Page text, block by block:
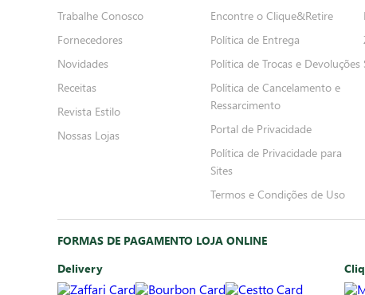
Trabalhe Conosco
Fornecedores
Novidades
Receitas
Revista Estilo
Nossas Lojas
Encontre o Clique&Retire
Política de Entrega
Política de Trocas e Devoluções
Política de Cancelamento e
Ressarcimento
Portal de Privacidade
Política de Privacidade para
Sites
Termos e Condições de Uso
FORMAS DE PAGAMENTO LOJA ONLINE
Delivery